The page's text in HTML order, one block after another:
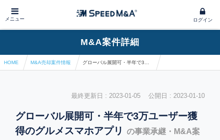
メニュー ログイン
M&A案件詳細
HOME M&A売却案件情報
最終更新日 : 2023-01-05 公開日 : 2023-01-10
グローバル展開可・半年で3万ユーザー獲
得のグルメスマホアプリ
の事業承継・M&A案